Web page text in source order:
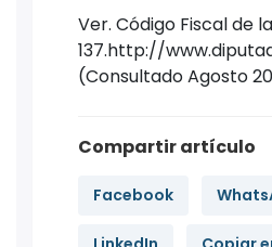
Ver. Código Fiscal de
137.http://
(Consultado Agosto
Compartir artículo
Facebook